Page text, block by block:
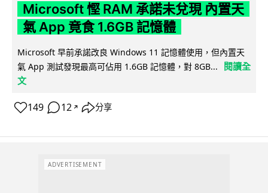
Microsoft 慳 RAM 承諾未兌現 內置天
氣 App 竟食 1.6GB 記憶體
Microsoft 早前承諾改良 Windows 11 記憶體使用，但內置天
氣 App 測試發現最高可佔用 1.6GB 記憶體，對 8GB...
閱讀全
文
149 12 ↗ 分享
ADVERTISEMENT